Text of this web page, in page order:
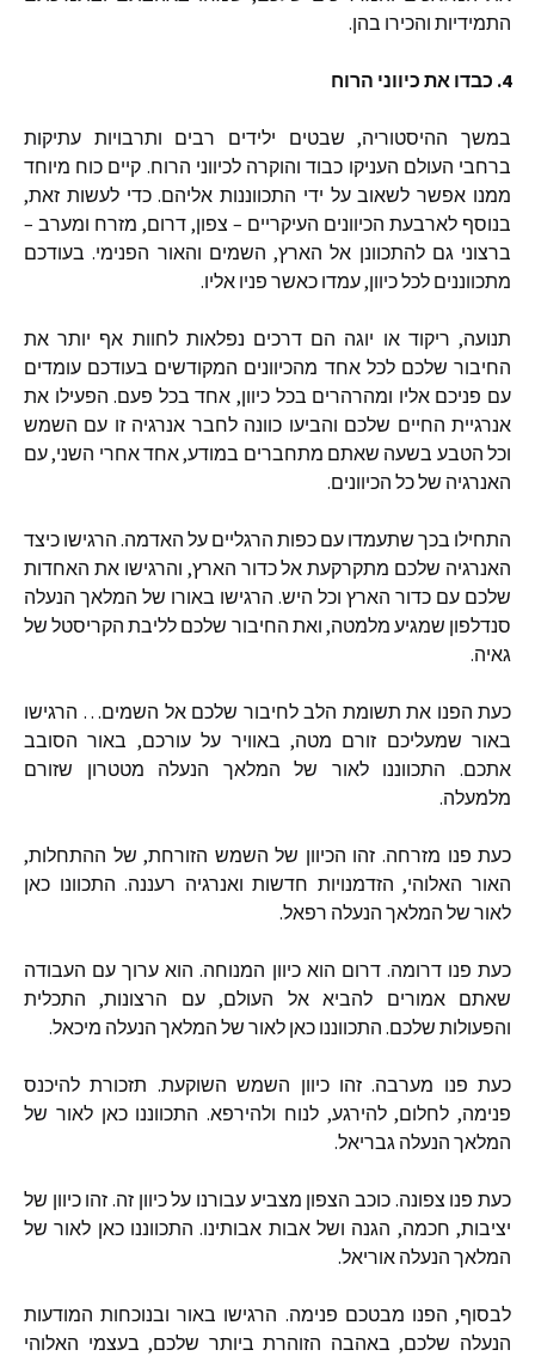
התמידיות והכירו בהן.
4. כבדו את כיווני הרוח
במשך ההיסטוריה, שבטים ילידים רבים ותרבויות עתיקות
ברחבי העולם העניקו כבוד והוקרה לכיווני הרוח. קיים כוח מיוחד
ממנו אפשר לשאוב על ידי התכווננות אליהם.כדי לעשות זאת,
בנוסף לארבעת הכיוונים העיקריים – צפון, דרום, מזרח ומערב –
ברצוני גם להתכוונן אל הארץ, השמים והאור הפנימי. בעודכם
מתכווננים לכלכיוון,עמדו כאשר פניו אליו.
תנועה, ריקוד או יוגה הם דרכים נפלאות לחוות אף יותר את
החיבור שלכם לכל אחד מהכיוונים המקודשים בעודכם עומדים
עם פניכם אליו ומהרהרים בכל כיוון, אחד בכל פעם. הפעילו את
אנרגיית החיים שלכם והביעו כוונה לחבר אנרגיה זו עם השמש
וכל הטבע בשעה שאתם מתחברים במודע,אחדאחרי השני,עם
האנרגיה שלכל הכיוונים.
התחילו בכך שתעמדו עם כפות הרגליים על האדמה. הרגישו כיצד
האנרגיה שלכם מתקרקעת אלכדור הארץ, והרגישו את האחדות
שלכם עם כדור הארץ וכל היש. הרגישו באורו של המלאך הנעלה
סנדלפון שמגיע מלמטה, ואת החיבור שלכם לליבת הקריסטל של
גאיה.
כעת הפנו את תשומת הלב לחיבור שלכם אל השמים… הרגישו
באור שמעליכם זורם מטה, באוויר על עורכם, באור הסובב
אתכם. התכווננו לאור של המלאך הנעלה מטטרון
שזורם
מלמעלה.
כעת פנו מזרחה. זהו הכיוון של השמש הזורחת, של ההתחלות,
האור האלוהי, הזדמנויות חדשות ואנרגיה רעננה. התכוונו כאן
לאור של המלאך הנעלה רפאל.
כעת פנו דרומה.דרום הוא כיוון המנוחה. הוא ערוך עם העבודה
שאתם
אמורים להביא אל העולם,עם הרצונות, התכלית
והפעולות שלכם. התכווננו כאן לאור של המלאך הנעלה מיכאל.
כעת פנו מערבה.זהו כיוון השמש השוקעת. תזכורת להיכנס
פנימה, לחלום,להירגע,לנוח ולהירפא. התכווננו כאן לאור של
המלאך הנעלה גבריאל.
כעת פנו צפונה. כוכב הצפון מצביע עבורנו עלכיוון זה. זהו כיוון של
יציבות, חכמה, הגנה ושל אבות אבותינו. התכווננו כאן לאור של
המלאך הנעלה אוריאל.
לבסוף, הפנו מבטכם פנימה. הרגישו באור ובנוכחות המודעות
הנעלה שלכם, באהבה הזוהרת ביותר שלכם, בעצמי האלוהי